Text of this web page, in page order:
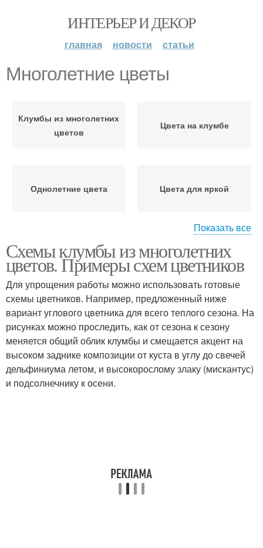
ИНТЕРЬЕР И ДЕКОР
главная новости статьи
Многолетние цветы
Клумбы из многолетних
цветов
Цвета на клумбе
Однолетние цвета Цвета для яркой
Цвета для клумбы
клумбы
Многолетние сорта Многолетний клумба
Композиция из
многолетних цветов
Показать все
Схемы клумбы из многолетних
цветов. Примеры схем цветников
Для упрощения работы можно использовать готовые
схемы цветников. Например, предложенный ниже
вариант углового цветника для всего теплого сезона. На
рисунках можно проследить, как от сезона к сезону
меняется общий облик клумбы и смещается акцент на
высоком заднике композиции от куста в углу до свечей
дельфиниума летом, и высокорослому злаку (мискантус)
и подсолнечнику к осени.